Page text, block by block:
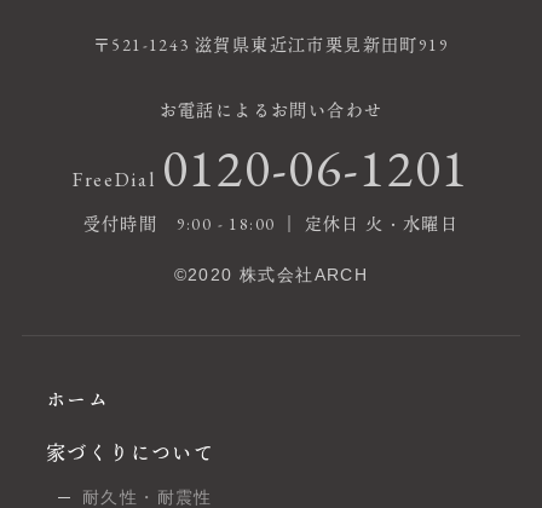
〒521-1243 滋賀県東近江市栗見新田町919
お電話によるお問い合わせ
FreeDial 0120-06-1201
受付時間 9:00 - 18:00 ｜ 定休日 火・水曜日
©2020 株式会社ARCH
ホーム
家づくりについて
耐久性・耐震性